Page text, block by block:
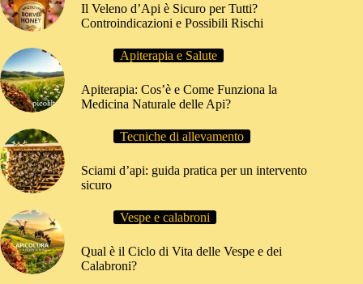
Il Veleno d’Api è Sicuro per Tutti?
Controindicazioni e Possibili Rischi
Apiterapia e Salute
Apiterapia: Cos’è e Come Funziona la
Medicina Naturale delle Api?
Tecniche di allevamento
Sciami d’api: guida pratica per un intervento
sicuro
Vespe e calabroni
Qual è il Ciclo di Vita delle Vespe e dei
Calabroni?